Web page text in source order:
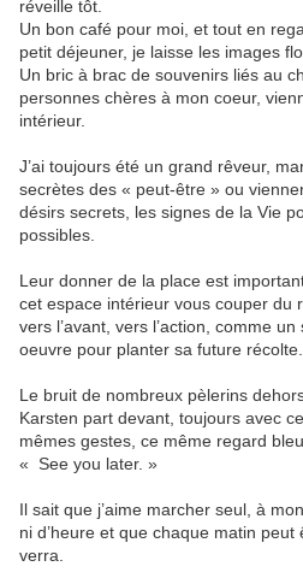
réveille tôt.
Un bon café pour moi, et tout en
petit déjeuner, je laisse les images
Un bric à brac de souvenirs liés au
personnes chères à mon coeur,
intérieur.
J’ai toujours été un grand rêveur,
secrètes des « peut-être » ou
désirs secrets, les signes de la Vie
possibles.
Leur donner de la place est
cet espace intérieur vous couper du
vers l’avant, vers l’action, comme
oeuvre pour planter sa future récolte.
Le bruit de nombreux pèlerins
Karsten part devant, toujours avec
mêmes gestes, ce même regard
« See you later. »
Il sait que j’aime marcher seul, à
ni d’heure et que chaque matin
verra.